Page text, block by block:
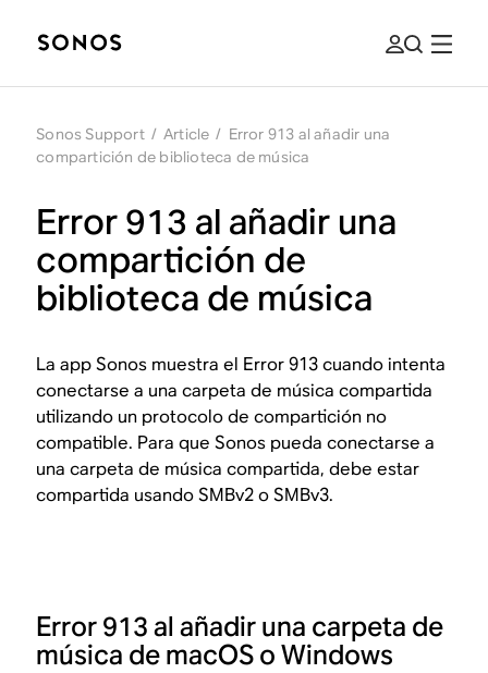
Sonos Support / Article / Error 913 al añadir una
compartición de biblioteca de música
Error 913 al añadir una
compartición de
biblioteca de música
La app Sonos muestra el Error 913 cuando intenta
conectarse a una carpeta de música compartida
utilizando un protocolo de compartición no
compatible. Para que Sonos pueda conectarse a
una carpeta de música compartida, debe estar
compartida usando SMBv2 o SMBv3.
Error 913 al añadir una carpeta de
música de macOS o Windows